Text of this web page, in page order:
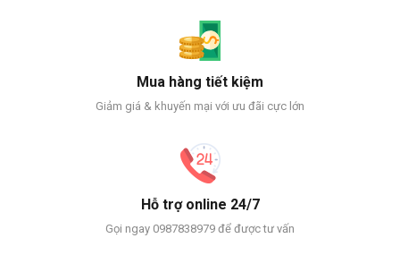
Mua hàng tiết kiệm
Giảm giá & khuyến mại với ưu đãi cực lớn
Hỗ trợ online 24/7
Gọi ngay 0987838979 để được tư vấn